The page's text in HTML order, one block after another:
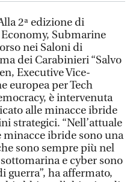
2ª edizione di
Submarine
nei Saloni di
dei Carabinieri “Salvo
Executive Vice-
europea per Tech
è intervenuta
alle minacce ibride
strategici. “Nell’attuale
minacce ibride sono una
sono sempre più nel
e cyber sono
ha affermato,